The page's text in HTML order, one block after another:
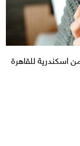
اسكندرية للقاهرة